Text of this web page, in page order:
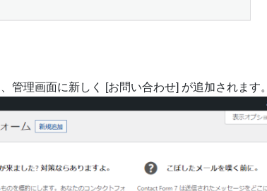
管理画面に新しく [お問い合わせ] が追加されます。